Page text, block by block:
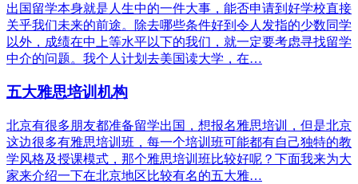
出国留学本身就是人生中的一件大事，能否申请到好学校直接
关乎我们未来的前途。除去哪些条件好到令人发指的少数同学
以外，成绩在中上等水平以下的我们，就一定要考虑寻找留学
中介的问题。我个人计划去美国读大学，在…
五大雅思培训机构
北京有很多朋友都准备留学出国，想报名雅思培训，但是北京
这边很多有雅思培训班，每一个培训班可能都有自己独特的教
学风格及授课模式，那个雅思培训班比较好呢？下面我来为大
家来介绍一下在北京地区比较有名的五大雅…